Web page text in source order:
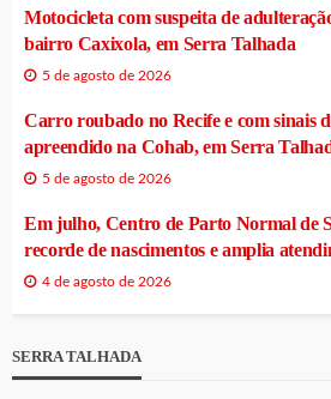
Motocicleta com suspeita de
bairro Caxixola, em Serra Talhada
5 de agosto de 2026
Carro roubado no Recife e com sinais
apreendido na Cohab, em Serra
5 de agosto de 2026
Em julho, Centro de Parto Normal de
recorde de nascimentos e amplia
4 de agosto de 2026
SERRA TALHADA